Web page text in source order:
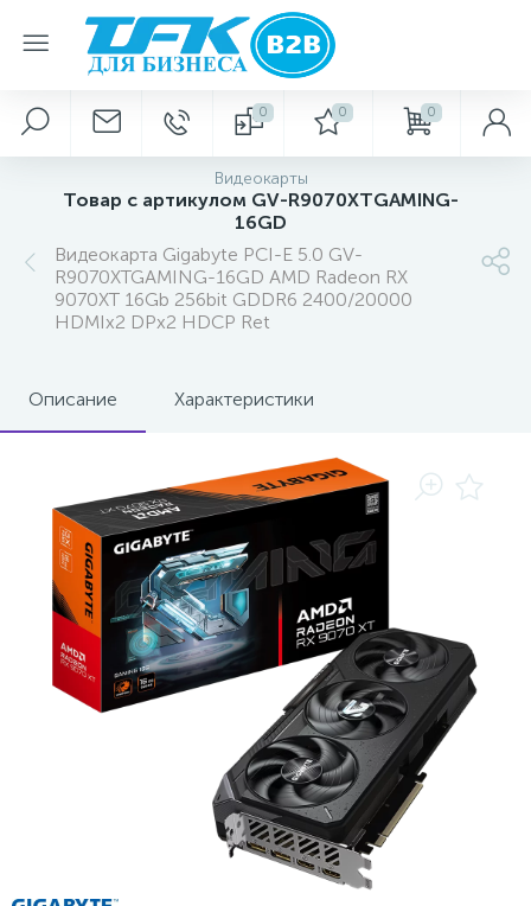
0 0 0
Видеокарты
Товар с артикулом GV-R9070XTGAMING-
16GD
Видеокарта Gigabyte PCI-E 5.0 GV-
R9070XTGAMING-16GD AMD Radeon RX
9070XT 16Gb 256bit GDDR6 2400/20000
HDMIx2 DPx2 HDCP Ret
Описание Характеристики